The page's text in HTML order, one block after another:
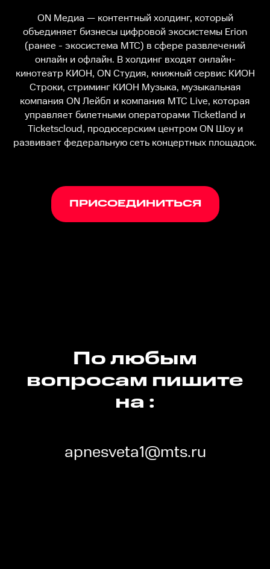
ON Медиа — контентный холдинг, который
объединяет бизнесы цифровой экосистемы Erion
(ранее - экосистема МТС) в сфере развлечений
онлайн и офлайн. В холдинг входят онлайн-
кинотеатр КИОН, ON Студия, книжный сервис КИОН
Строки, стриминг КИОН Музыка, музыкальная
компания ON Лейбл и компания МТС Live, которая
управляет билетными операторами Ticketland и
Ticketscloud, продюсерским центром ON Шоу и
развивает федеральную сеть концертных площадок.​
ПРИСОЕДИНИТЬСЯ
По любым
вопросам пишите
на :
apnesveta1@mts.ru